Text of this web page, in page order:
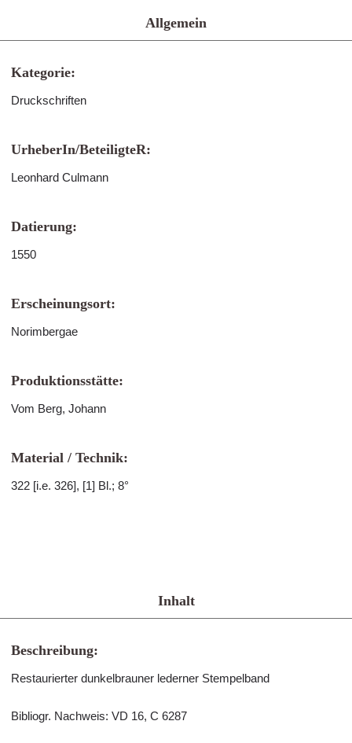
Allgemein
Kategorie:
Druckschriften
UrheberIn/BeteiligteR:
Leonhard Culmann
Datierung:
1550
Erscheinungsort:
Norimbergae
Produktionsstätte:
Vom Berg, Johann
Material / Technik:
322 [i.e. 326], [1] Bl.; 8°
Inhalt
Beschreibung:
Restaurierter dunkelbrauner lederner Stempelband
Bibliogr. Nachweis: VD 16, C 6287